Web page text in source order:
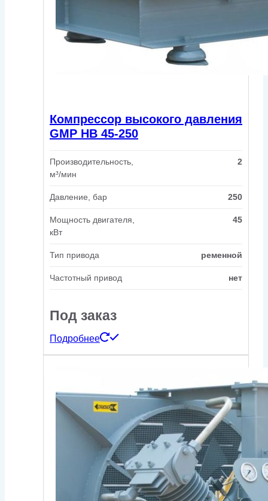
Компрессор высокого давления
GMP HB 45-250
Производительность,
м³/мин
2
Давление, бар 250
Мощность двигателя,
кВт
45
Тип привода ременной
Частотный привод нет
Под заказ
Подробнее